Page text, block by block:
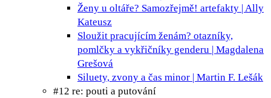
Ženy u oltáře? Samozřejmě! artefakty | Ally
Kateusz
Sloužit pracujícím ženám? otazníky,
pomlčky a vykřičníky genderu | Magdalena
Grešová
Siluety, zvony a čas minor | Martin F. Lešák
#12 re: pouti a putování